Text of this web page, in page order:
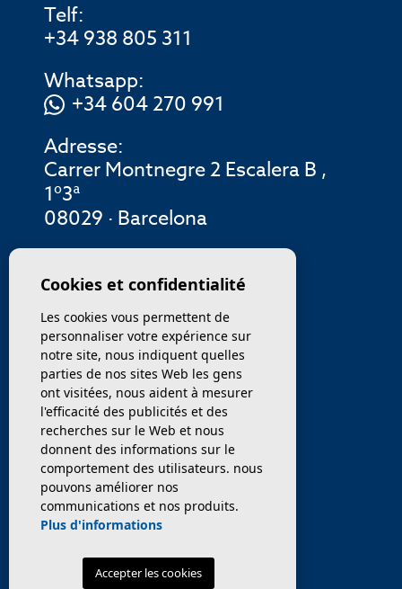
Telf:
+34 938 805 311
Whatsapp:
+34 604 270 991
Adresse:
Carrer Montnegre 2 Escalera B ,
1º3ª
08029 · Barcelona
MENU
ENTREPRISE
PROPRIÉTÉS
SERVICES
VENDEZ / TRANSFÉRER
NOUVELLES
Cookies et confidentialité
Les cookies vous permettent de
personnaliser votre expérience sur
notre site, nous indiquent quelles
parties de nos sites Web les gens
ont visitées, nous aident à mesurer
l'efficacité des publicités et des
recherches sur le Web et nous
donnent des informations sur le
comportement des utilisateurs. nous
pouvons améliorer nos
communications et nos produits.
Plus d'informations
Accepter les cookies